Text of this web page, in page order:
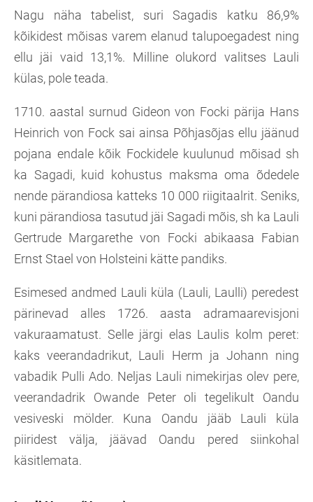
Nagu näha tabelist, suri Sagadis katku 86,9%
kõikidest mõisas varem elanud talupoegadest ning
ellu jäi vaid 13,1%. Milline olukord valitses Lauli
külas, pole teada.
1710. aastal surnud Gideon von Focki pärija Hans
Heinrich von Fock sai ainsa Põhjasõjas ellu jäänud
pojana endale kõik Fockidele kuulunud mõisad sh
ka Sagadi, kuid kohustus maksma oma õdedele
nende pärandiosa katteks 10 000 riigitaalrit. Seniks,
kuni pärandiosa tasutud jäi Sagadi mõis, sh ka Lauli
Gertrude Margarethe von Focki abikaasa Fabian
Ernst Stael von Holsteini kätte pandiks.
Esimesed andmed Lauli küla (Lauli, Laulli) peredest
pärinevad alles 1726. aasta adramaarevisjoni
vakuraamatust. Selle järgi elas Laulis kolm peret:
kaks veerandadrikut, Lauli Herm ja Johann ning
vabadik Pulli Ado. Neljas Lauli nimekirjas olev pere,
veerandadrik Owande Peter oli tegelikult Oandu
vesiveski mölder. Kuna Oandu jääb Lauli küla
piiridest välja, jäävad Oandu pered siinkohal
käsitlemata.